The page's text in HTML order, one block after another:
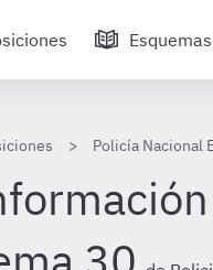
Esquemas
Policía Nacional